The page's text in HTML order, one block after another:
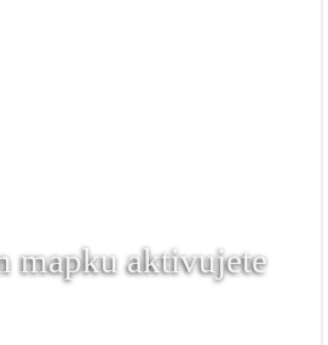
mapku aktivujete